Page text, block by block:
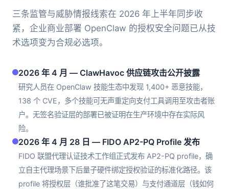
三条监管与威胁情报线索在 2026 年上半年同步收
紧，企业商业部署 OpenClaw 的授权安全问题已从技
术选项变为合规必选项。
2026 年 4 月 — ClawHavoc 供应链攻击公开披露
研究人员在 OpenClaw 技能生态中发现 1,400+ 恶意技能，
138 个 CVE，多个技能可无声重定向支付工具调用至攻击者账
户。无签名验证层的部署已被证明在生产环境中存在实际风
险。
2026 年 4 月 28 日 — FIDO AP2-PQ Profile 发布
FIDO 联盟代理认证技术工作组正式发布 AP2-PQ profile，确
立自主代理场景下后量子硬件绑定授权验证的标准化路径。该
profile 将授权层（谁批准了这笔交易）与支付通道层（钱如何